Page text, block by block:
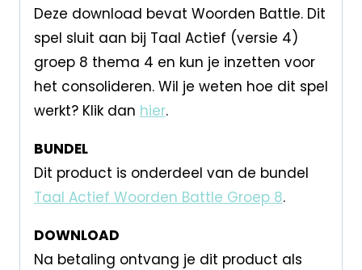
Deze download bevat Woorden Battle. Dit
spel sluit aan bij Taal Actief (versie 4)
groep 8 thema 4 en kun je inzetten voor
het consolideren. Wil je weten hoe dit spel
werkt? Klik dan hier.
BUNDEL
Dit product is onderdeel van de bundel
Taal Actief Woorden Battle Groep 8.
DOWNLOAD
Na betaling ontvang je dit product als